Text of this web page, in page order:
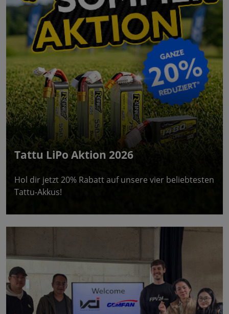
Tattu LiPo Aktion 2026
Hol dir jetzt 20% Rabatt auf unsere vier beliebtesten
Tattu-Akkus!